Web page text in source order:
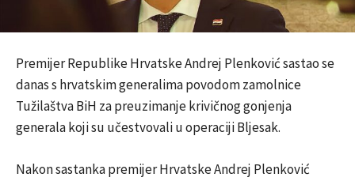
Premijer Republike Hrvatske Andrej Plenković sastao se
danas s hrvatskim generalima povodom zamolnice
Tužilaštva BiH za preuzimanje krivičnog gonjenja
generala koji su učestvovali u operaciji Bljesak.
Nakon sastanka premijer Hrvatske Andrej Plenković